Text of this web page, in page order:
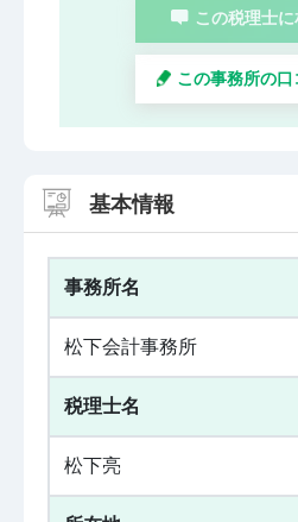
この税理士
この事務所の
基本情報
事務所名
松下会計事務所
税理士名
松下亮